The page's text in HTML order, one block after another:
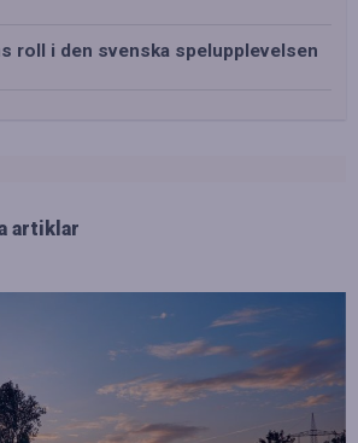
roll i den svenska spelupplevelsen
artiklar